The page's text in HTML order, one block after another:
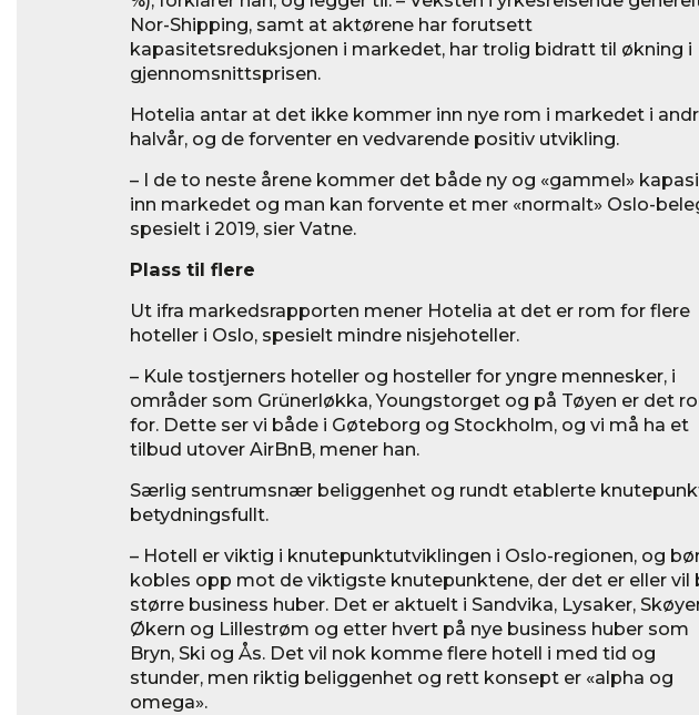
Nor-Shipping, samt at aktørene har forutsett
kapasitetsreduksjonen i markedet, har trolig bidratt til økning i
gjennomsnittsprisen.
Hotelia antar at det ikke kommer inn nye rom i markedet i
halvår, og de forventer en vedvarende positiv utvikling.
– I de to neste årene kommer det både ny og «gammel»
inn markedet og man kan forvente et mer «normalt» Oslo-
spesielt i 2019, sier Vatne.
Plass til flere
Ut ifra markedsrapporten mener Hotelia at det er rom for flere
hoteller i Oslo, spesielt mindre nisjehoteller.
– Kule tostjerners hoteller og hosteller for yngre mennesker, i
områder som Grünerløkka, Youngstorget og på Tøyen er det
for. Dette ser vi både i Gøteborg og Stockholm, og vi må ha et
tilbud utover AirBnB, mener han.
Særlig sentrumsnær beliggenhet og rundt etablerte
betydningsfullt.
– Hotell er viktig i knutepunktutviklingen i Oslo-regionen, og
kobles opp mot de viktigste knutepunktene, der det er eller vil
større business huber. Det er aktuelt i Sandvika, Lysaker,
Økern og Lillestrøm og etter hvert på nye business huber som
Bryn, Ski og Ås. Det vil nok komme flere hotell i med tid og
stunder, men riktig beliggenhet og rett konsept er «alpha og
omega».